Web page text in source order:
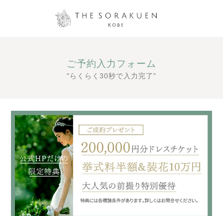
ご予約入力フォーム
"らくらく30秒で入力完了"